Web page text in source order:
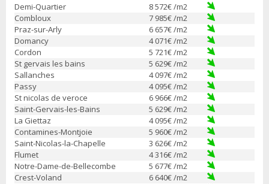
Demi-Quartier 8 572€ /m2
Combloux
7 985€ /m2
Praz-sur-Arly
6 657€ /m2
Domancy
4 071€ /m2
Cordon
5 721€ /m2
St gervais les bains
5 629€ /m2
Sallanches
4 097€ /m2
Passy
4 095€ /m2
St nicolas de veroce
6 966€ /m2
Saint-Gervais-les-Bains
5 629€ /m2
La Giettaz
4 095€ /m2
Contamines-Montjoie
5 960€ /m2
Saint-Nicolas-la-Chapelle
3 626€ /m2
Flumet
4 316€ /m2
Notre-Dame-de-Bellecombe
5 677€ /m2
Crest-Voland
6 640€ /m2